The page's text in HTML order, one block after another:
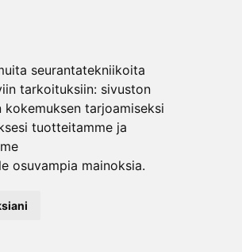
seurantatekniikoita
tarkoituksiin: sivuston
kokemuksen tarjoamiseksi
tuotteitamme ja
osuvampia mainoksia.